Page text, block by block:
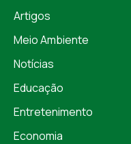
Artigos
Meio Ambiente
Notícias
Educação
Entretenimento
Economia